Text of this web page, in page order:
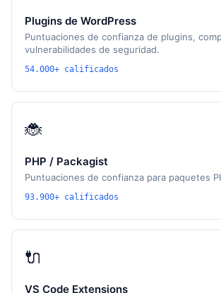
Plugins de WordPress
Puntuaciones de confianza de plugins,
vulnerabilidades de seguridad.
54.000+ calificados
🐞
PHP / Packagist
Puntuaciones de confianza para paquetes
93.900+ calificados
🔌
VS Code Extensions